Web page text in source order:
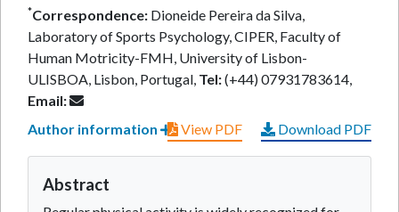
*Correspondence: Dioneide Pereira da Silva,
Laboratory of Sports Psychology, CIPER, Faculty of
Human Motricity-FMH, University of Lisbon-
ULISBOA, Lisbon, Portugal, Tel:(+44) 07931783614,
Email:
Author information
View PDF Download PDF
Abstract